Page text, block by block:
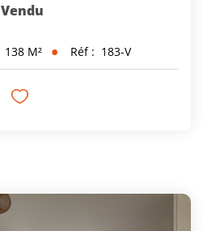
Vendu
138 M² Réf : 183-V